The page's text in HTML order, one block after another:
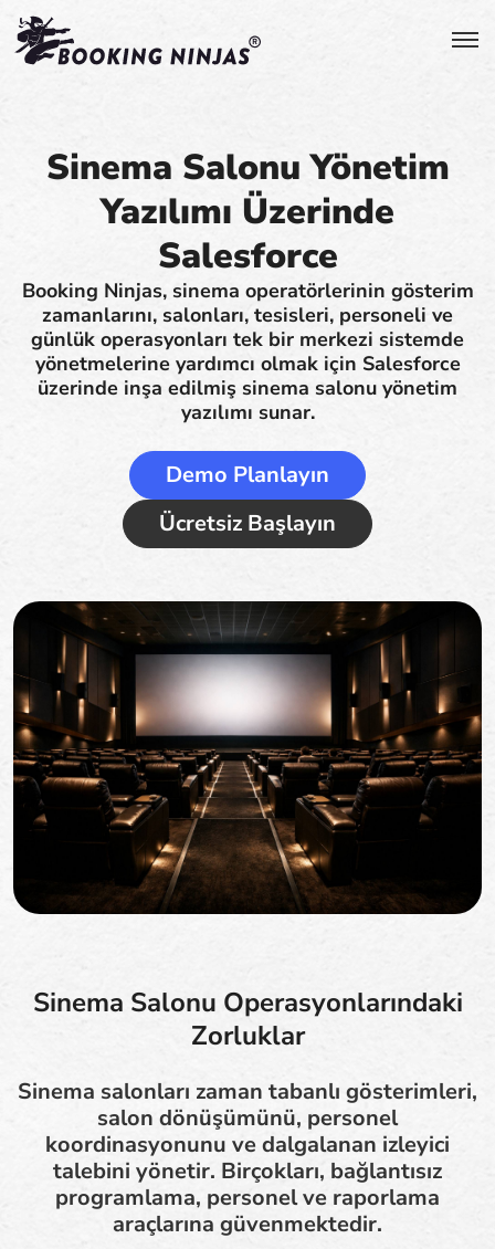
Sinema Salonu Yönetim
Yazılımı Üzerinde
Salesforce
Booking Ninjas, sinema operatörlerinin gösterim
zamanlarını, salonları, tesisleri, personeli ve
günlük operasyonları tek bir merkezi sistemde
yönetmelerine yardımcı olmak için Salesforce
üzerinde inşa edilmiş sinema salonu yönetim
yazılımı sunar.
Demo Planlayın
Ücretsiz Başlayın
Sinema Salonu Operasyonlarındaki
Zorluklar
Sinema salonları zaman tabanlı gösterimleri,
salon dönüşümünü, personel
koordinasyonunu ve dalgalanan izleyici
talebini yönetir. Birçokları, bağlantısız
programlama, personel ve raporlama
araçlarına güvenmektedir.